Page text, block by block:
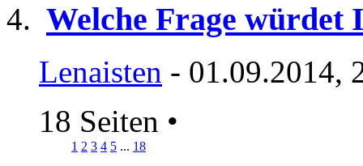
Welche Frage würdet
Lenaisten - 01.09.2014,
18 Seiten •
1 2 3 4 5 ... 18